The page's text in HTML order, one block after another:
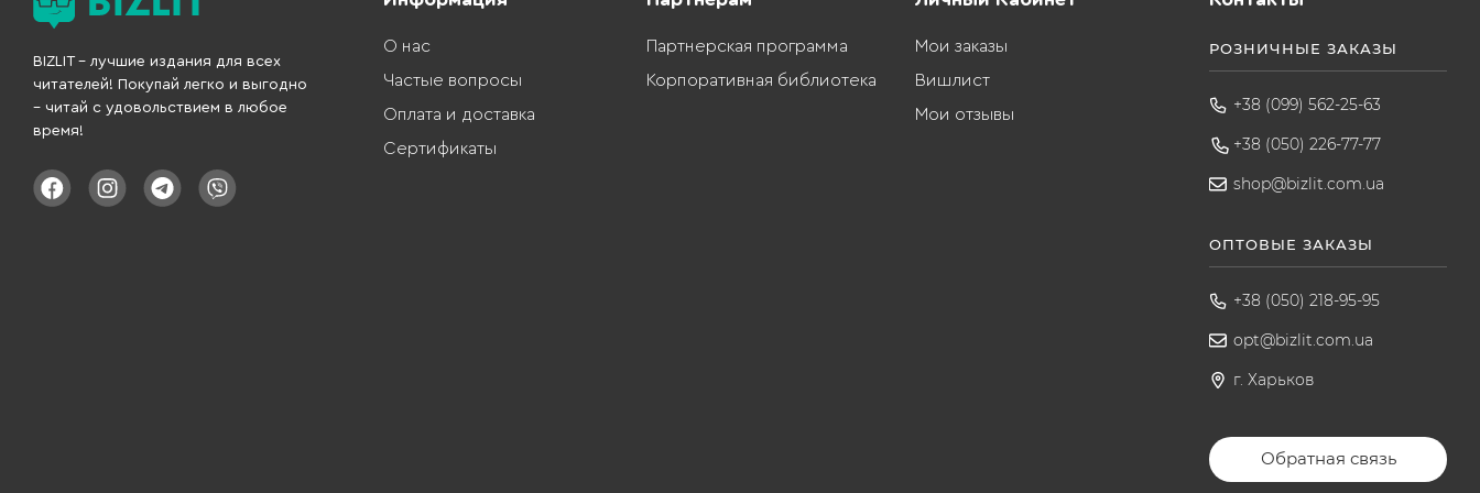
BIZLIT – лучшие издания для всех
читателей! Покупай легко и выгодно
– читай с удовольствием в любое
время!
О нас
Частые вопросы
Оплата и доставка
Сертификаты
Партнерская программа
Корпоративная библиотека
Мои заказы
Вишлист
Мои отзывы
РОЗНИЧНЫЕ ЗАКАЗЫ
+38 (099) 562-25-63
+38 (050) 226-77-77
shop@bizlit.com.ua
ОПТОВЫЕ ЗАКАЗЫ
+38 (050) 218-95-95
opt@bizlit.com.ua
г. Харьков
Обратная связь